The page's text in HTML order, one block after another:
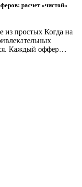
расчет «чистой»
из простых Когда на
Каждый оффер…